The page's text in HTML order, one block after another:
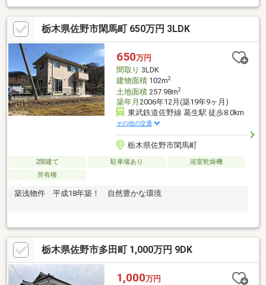
栃木県佐野市閑馬町 650万円 3LDK
650万円
間取り 3LDK
建物面積102m2
土地面積257.98m2
築年月 2006年12月(築19年9ヶ月)
東武鉄道佐野線 葛生駅 徒歩8.0km
その他の交通
栃木県佐野市閑馬町
2階建て 駐車場あり
浴室乾燥機
所有権
築浅物件 平成18年築！ 自然豊かな環境
栃木県佐野市多田町 1,000万円 9DK
1,000万円